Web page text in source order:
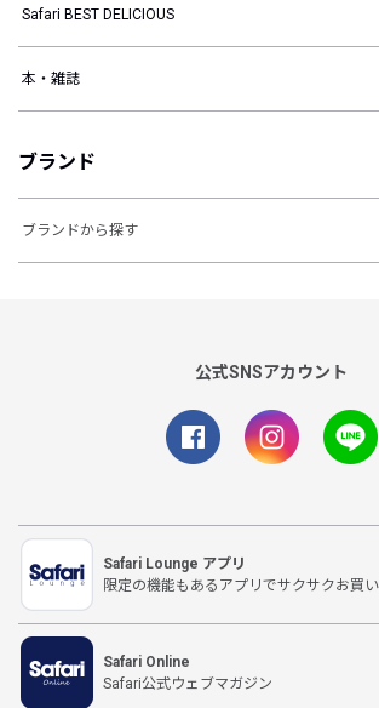
Safari BEST DELICIOUS
本・雑誌
ブランド
ブランドから探す
公式SNSアカウント
Safari Lounge アプリ
限定の機能もあるアプリでサクサクお買
Safari Online
Safari公式ウェブマガジン